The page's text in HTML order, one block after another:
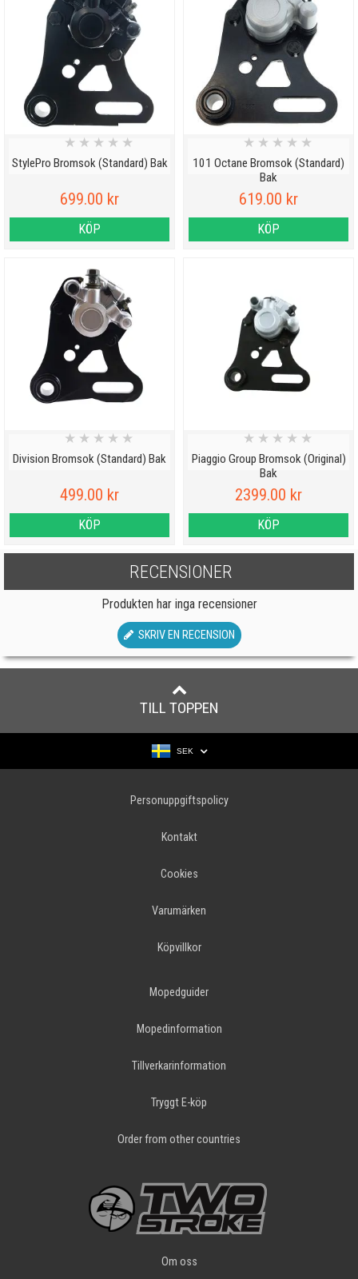
StylePro Bromsok (Standard) Bak
★ ★ ★ ★ ★
699.00 kr
KÖP
101 Octane Bromsok (Standard)
Bak
★ ★ ★ ★ ★
619.00 kr
KÖP
Division Bromsok (Standard) Bak
★ ★ ★ ★ ★
499.00 kr
KÖP
Piaggio Group Bromsok (Original)
Bak
★ ★ ★ ★ ★
2399.00 kr
KÖP
RECENSIONER
Produkten har inga recensioner
SKRIV EN RECENSION
TILL TOPPEN
SEK
Personuppgiftspolicy
Kontakt
Cookies
Varumärken
Köpvillkor
Mopedguider
Mopedinformation
Tillverkarinformation
Tryggt E-köp
Order from other countries
Om oss